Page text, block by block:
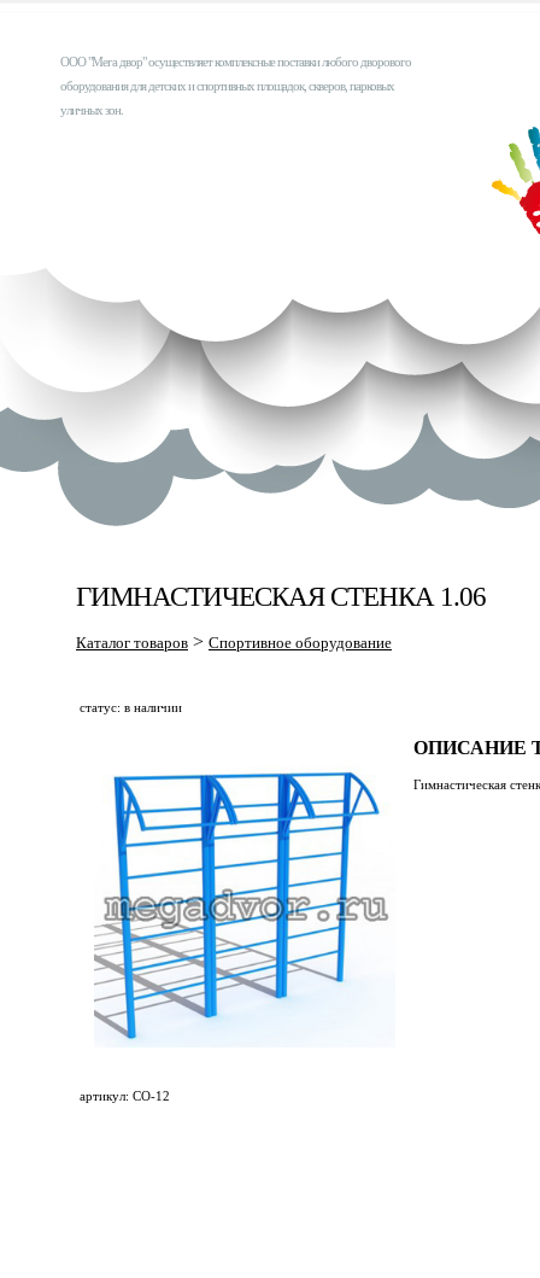
ООО "Мега двор" осуществляет комплексные поставки любого дворового
оборудования для детских и спортивных площадок, скверов, парковых
уличных зон.
ГИМНАСТИЧЕСКАЯ СТЕНКА 1.06
Каталог товаров > Спортивное оборудование
статус: в наличии
ОПИСАНИЕ
Гимнастическая
артикул: СО-12